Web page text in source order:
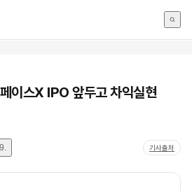
이스X IPO 앞두고 차익실현
기사출처